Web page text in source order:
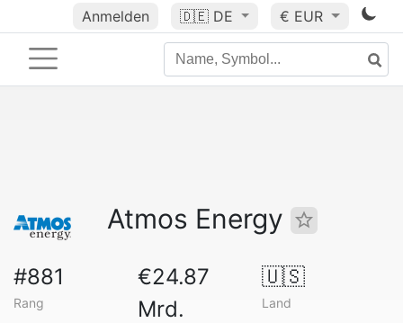
Anmelden 🇩🇪 DE € EUR
Atmos Energy
#881
Rang
€24.87
Mrd.
🇺🇸
Land